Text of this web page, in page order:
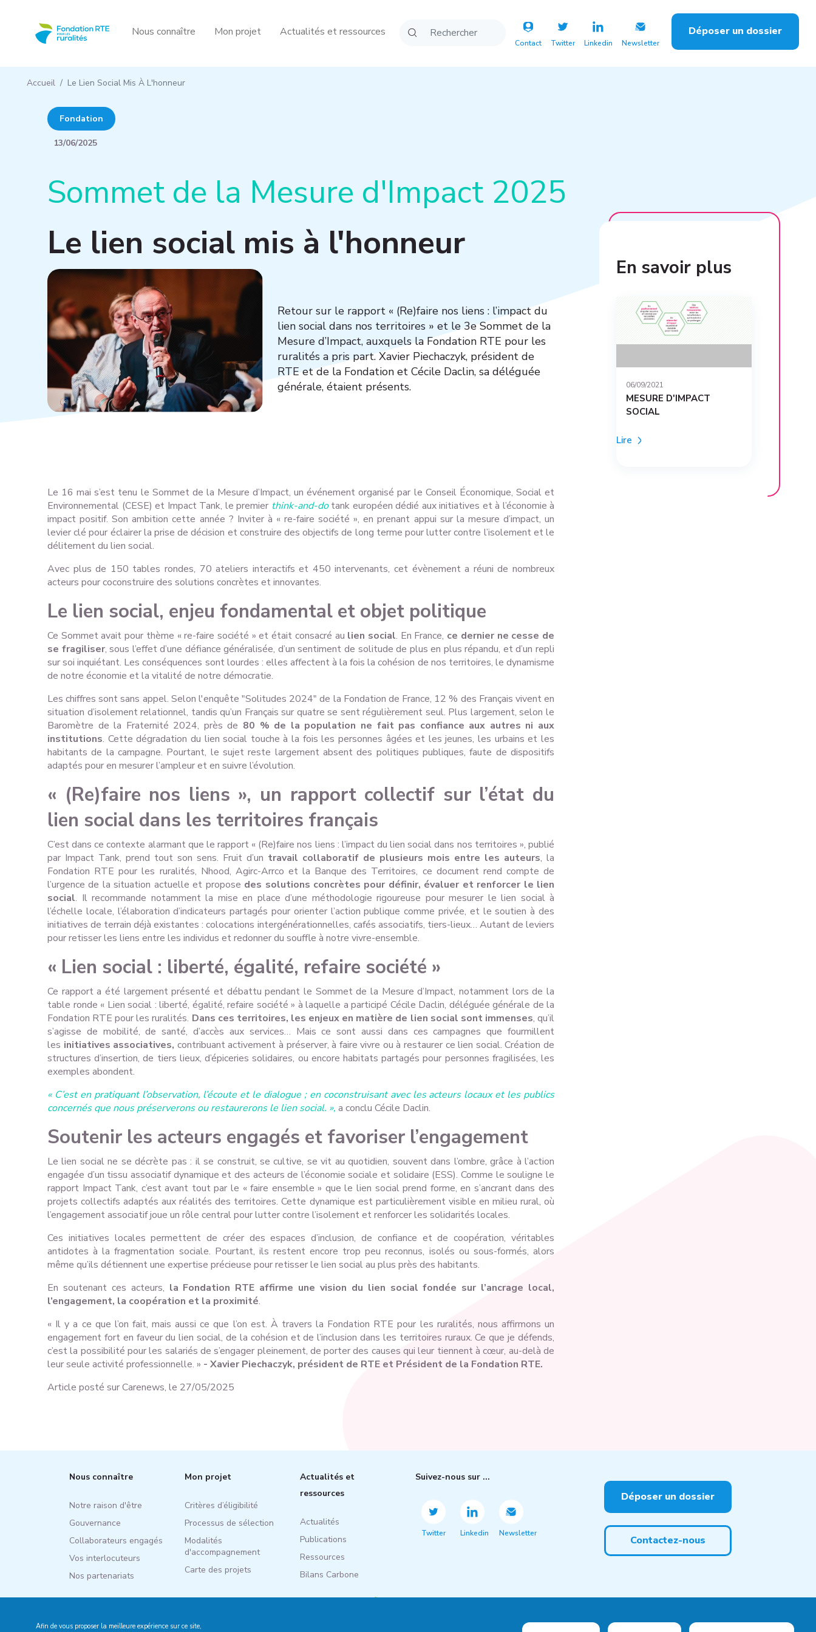
Nous connaître
Mon projet Actualités et ressources
Contact Twitter Linkedin Newsletter
Déposer un dossier
Accueil Le Lien Social Mis À L'honneur
Fondation
13/06/2025
Sommet de la Mesure d'Impact 2025
Le lien social mis à l'honneur
Retour sur le rapport « (Re)faire nos liens : l’impact du
lien social dans nos territoires » et le 3e Sommet de la
Mesure d’Impact, auxquels la Fondation RTE pour les
ruralités a pris part. Xavier Piechaczyk, président de
RTE et de la Fondation et Cécile Daclin, sa déléguée
générale, étaient présents.
Le 16 mai s’est tenu le Sommet de la Mesure d’Impact, un événement organisé par le Conseil Économique, Social et
Environnemental (CESE) et Impact Tank, le premier think-and-dotank européen dédié aux initiatives et à l’économie à
impact positif. Son ambition cette année ? Inviter à « re-faire société », en prenant appui sur la mesure d’impact, un
levier clé pour éclairer la prise de décision et construire des objectifs de long terme pour lutter contre l’isolement et le
délitement du lien social.
Avec plus de 150 tables rondes, 70 ateliers interactifs et 450 intervenants, cet évènement a réuni de nombreux
acteurs pour coconstruire des solutions concrètes et innovantes.
Le lien social, enjeu fondamental et objet politique
Ce Sommet avait pour thème « re-faire société » et était consacré au lien social. En France, ce dernier ne cesse de
se fragiliser, sous l’effet d’une défiance généralisée, d’un sentiment de solitude de plus en plus répandu, et d’un repli
sur soi inquiétant. Les conséquences sont lourdes : elles affectent à la fois la cohésion de nos territoires, le dynamisme
de notre économie et la vitalité de notre démocratie.
Les chiffres sont sans appel. Selon l'enquête "Solitudes 2024" de la Fondation de France, 12 % des Français vivent en
situation d’isolement relationnel, tandis qu’un Français sur quatre se sent régulièrement seul. Plus largement, selon le
Baromètre de la Fraternité 2024, près de 80 % de la population ne fait pas confiance aux autres ni aux
institutions. Cette dégradation du lien social touche à la fois les personnes âgées et les jeunes, les urbains et les
habitants de la campagne. Pourtant, le sujet reste largement absent des politiques publiques, faute de dispositifs
adaptés pour en mesurer l’ampleur et en suivre l’évolution.
« (Re)faire nos liens », un rapport collectif sur l’état du
lien social dans les territoires français
C’est dans ce contexte alarmant que le rapport « (Re)faire nos liens : l’impact du lien social dans nos territoires », publié
par Impact Tank, prend tout son sens. Fruit d’un travail collaboratif de plusieurs mois entre les auteurs, la
Fondation RTE pour les ruralités, Nhood, Agirc-Arrco et la Banque des Territoires, ce document rend compte de
l’urgence de la situation actuelle et propose des solutions concrètes pour définir, évaluer et renforcer le lien
social. Il recommande notamment la mise en place d’une méthodologie rigoureuse pour mesurer le lien social à
l’échelle locale, l’élaboration d’indicateurs partagés pour orienter l’action publique comme privée, et le soutien à des
initiatives de terrain déjà existantes : colocations intergénérationnelles, cafés associatifs, tiers-lieux… Autant de leviers
pour retisser les liens entre les individus et redonner du souffle à notre vivre-ensemble.
« Lien social : liberté, égalité, refaire société »
Ce rapport a été largement présenté et débattu pendant le Sommet de la Mesure d’Impact, notamment lors de la
table ronde « Lien social : liberté, égalité, refaire société » à laquelle a participé Cécile Daclin, déléguée générale de la
Fondation RTE pour les ruralités. Dans ces territoires, les enjeux en matière de lien social sont immenses, qu’il
s’agisse de mobilité, de santé, d’accès aux services… Mais ce sont aussi dans ces campagnes que fourmillent
les initiatives associatives, contribuant activement à préserver, à faire vivre ou à restaurer ce lien social. Création de
structures d’insertion, de tiers lieux, d’épiceries solidaires, ou encore habitats partagés pour personnes fragilisées, les
exemples abondent.
« C’est en pratiquant l’observation, l’écoute et le dialogue ; en coconstruisant avec les acteurs locaux et les publics
concernés que nous préserverons ou restaurerons le lien social. », a conclu Cécile Daclin.
Soutenir les acteurs engagés et favoriser l’engagement
Le lien social ne se décrète pas : il se construit, se cultive, se vit au quotidien, souvent dans l’ombre, grâce à l’action
engagée d’un tissu associatif dynamique et des acteurs de l’économie sociale et solidaire (ESS). Comme le souligne le
rapport Impact Tank, c’est avant tout par le « faire ensemble » que le lien social prend forme, en s’ancrant dans des
projets collectifs adaptés aux réalités des territoires. Cette dynamique est particulièrement visible en milieu rural, où
l’engagement associatif joue un rôle central pour lutter contre l’isolement et renforcer les solidarités locales.
Ces initiatives locales permettent de créer des espaces d’inclusion, de confiance et de coopération, véritables
antidotes à la fragmentation sociale. Pourtant, ils restent encore trop peu reconnus, isolés ou sous-formés, alors
même qu’ils détiennent une expertise précieuse pour retisser le lien social au plus près des habitants.
En soutenant ces acteurs, la Fondation RTE affirme une vision du lien social fondée sur l’ancrage local,
l’engagement, la coopération et la proximité.
« Il y a ce que l’on fait, mais aussi ce que l’on est. À travers la Fondation RTE pour les ruralités, nous affirmons un
engagement fort en faveur du lien social, de la cohésion et de l’inclusion dans les territoires ruraux. Ce que je défends,
c’est la possibilité pour les salariés de s’engager pleinement, de porter des causes qui leur tiennent à cœur, au-delà de
leur seule activité professionnelle. » - Xavier Piechaczyk, président de RTE et Président de la Fondation RTE.
Article posté sur Carenews, le 27/05/2025
En savoir plus
06/09/2021
MESURE D'IMPACT
SOCIAL
Lire
Nous connaître
Notre raison d'être
Gouvernance
Collaborateurs engagés
Vos interlocuteurs
Nos partenariats
Mon projet
Critères d’éligibilité
Processus de sélection
Modalités
d'accompagnement
Carte des projets
Actualités et
ressources
Actualités
Publications
Ressources
Bilans Carbone
Suivez-nous sur ...
Twitter Linkedin Newsletter
Déposer un dossier
Contactez-nous
Afin de vous proposer la meilleure expérience sur ce site,